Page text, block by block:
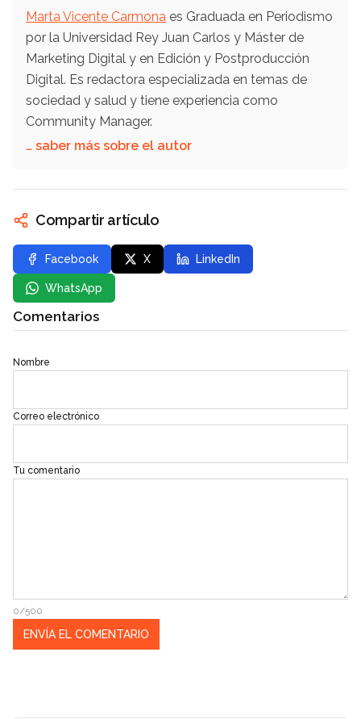
Marta Vicente Carmona es Graduada en Periodismo
por la Universidad Rey Juan Carlos y Máster de
Marketing Digital y en Edición y Postproducción
Digital. Es redactora especializada en temas de
sociedad y salud y tiene experiencia como
Community Manager.
… saber más sobre el autor
Compartir artículo
Facebook X LinkedIn
WhatsApp
Comentarios
Nombre
Correo electrónico
Tu comentario
0/500